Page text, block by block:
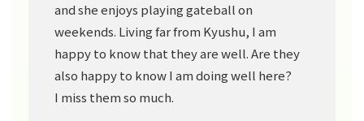
and she enjoys playing gateball on
weekends. Living far from Kyushu, I am
happy to know that they are well. Are they
also happy to know I am doing well here?
I miss them so much.